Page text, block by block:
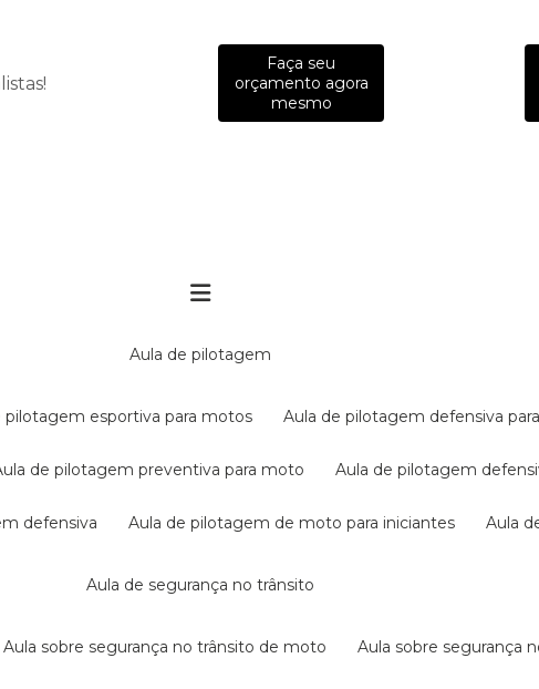
Faça seu
orçamento agora
mesmo
aula de pilotagem
pilotagem esportiva para motos aula de pilotagem defensiva
aula de pilotagem preventiva para moto aula de pilotagem
defensiva aula de pilotagem de moto para iniciantes aula
aula de segurança no trânsito
aula sobre segurança no trânsito de moto aula sobre segurança